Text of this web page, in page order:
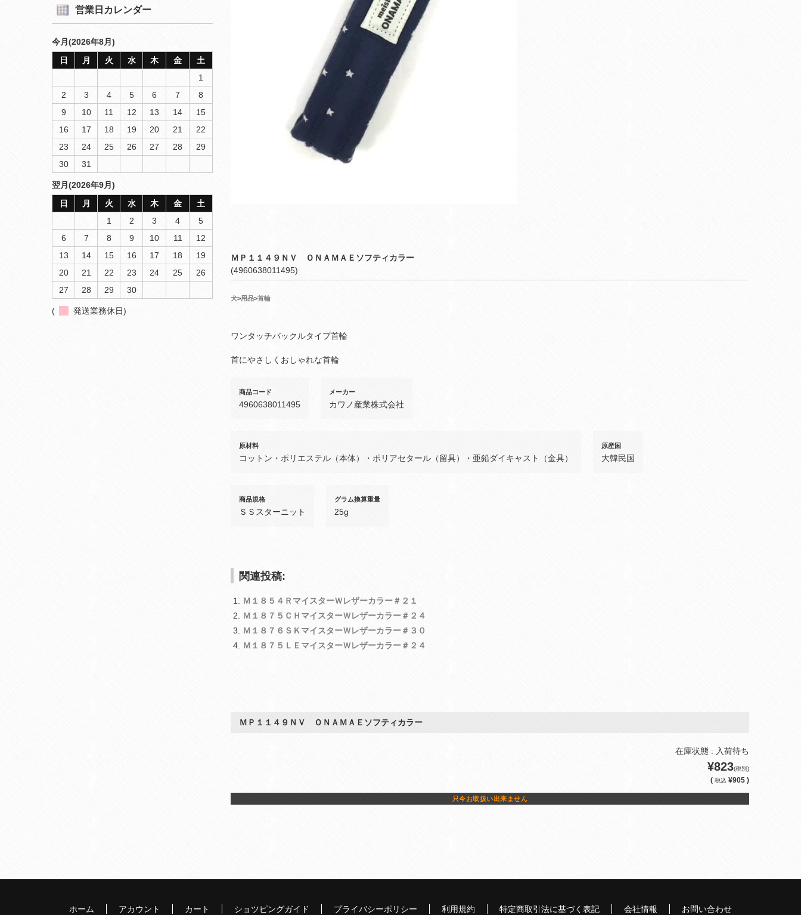
ＭＰ１１４９ＮＶ ＯＮＡＭＡＥソフティカラー
(4960638011495)
犬>用品>首輪
ワンタッチバックルタイプ首輪
首にやさしくおしゃれな首輪
商品コード
4960638011495
メーカー
カワノ産業株式会社
原材料
コットン・ポリエステル（本体）・ポリアセタール（留具）・亜鉛ダイキャスト（金具）
原産国
大韓民国
商品規格
ＳＳスターニット
グラム換算重量
25g
関連投稿:
Ｍ１８５４ＲマイスターＷレザーカラー＃２１
Ｍ１８７５ＣＨマイスターＷレザーカラー＃２４
Ｍ１８７６ＳＫマイスターＷレザーカラー＃３０
Ｍ１８７５ＬＥマイスターＷレザーカラー＃２４
ＭＰ１１４９ＮＶ ＯＮＡＭＡＥソフティカラー
在庫状態 : 入荷待ち
¥823(税別)
( 税込 ¥905 )
只今お取扱い出来ません
営業日カレンダー
今月(2026年8月)
日
月 火 水 木 金
土
1
2
3 4 5 6 7
8
9
10 11 12 13 14
15
16
17 18 19 20 21
22
23
24 25 26 27 28
29
30
31
翌月(2026年9月)
日
月 火 水 木 金
土
1
2 3 4
5
6
7 8 9 10 11
12
13
14 15 16 17 18
19
20
21 22 23 24 25
26
27
28 29 30
( 発送業務休日)
ホーム アカウント カート ショツピングガイド プライバシーポリシー 利用規約 特定商取引法に基づく表記 会社情報 お問い合わせ